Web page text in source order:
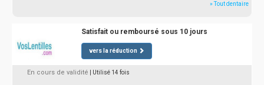
» Tout dentaire
Satisfait ou remboursé sous 10 jours
vers la réduction
En cours de validité | Utilisé 14 fois